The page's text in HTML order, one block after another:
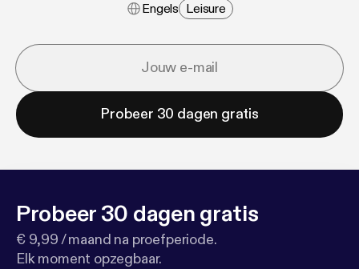
Engels Leisure
Probeer 30 dagen gratis
Probeer 30 dagen gratis
€ 9,99 / maand na proefperiode.
Elk moment opzegbaar.